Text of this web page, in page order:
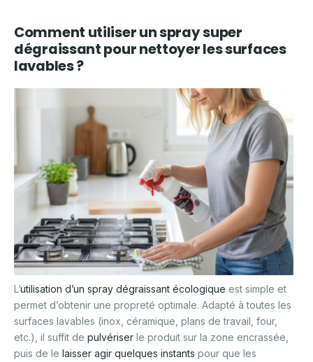
Comment utiliser un spray super
dégraissant pour nettoyer les surfaces
lavables ?
L’utilisation d’un spray dégraissant écologique est simple et
permet d’obtenir une propreté optimale. Adapté à toutes les
surfaces lavables (inox, céramique, plans de travail, four,
etc.), il suffit de pulvériser le produit sur la zone encrassée,
puis de le laisser agir quelques instants pour que les